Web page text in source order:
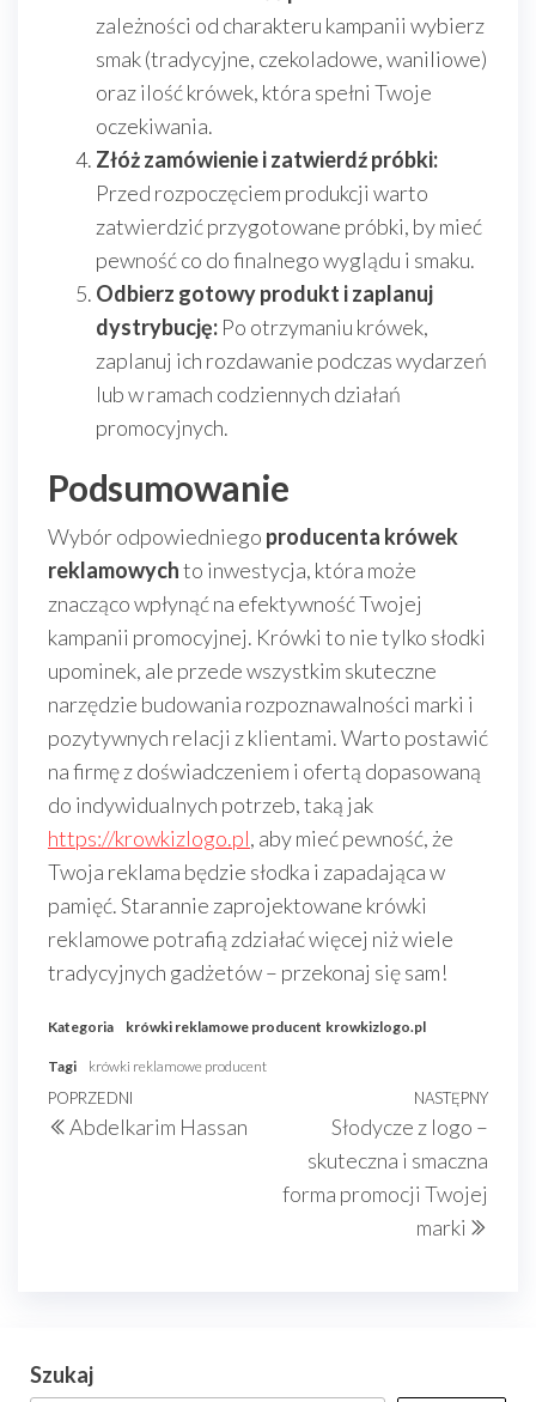
zależności od charakteru kampanii wybierz
smak (tradycyjne, czekoladowe, waniliowe)
oraz ilość krówek, która spełni Twoje
oczekiwania.
Złóż zamówienie i zatwierdź próbki:
Przed rozpoczęciem produkcji warto
zatwierdzić przygotowane próbki, by mieć
pewność co do finalnego wyglądu i smaku.
Odbierz gotowy produkt i zaplanuj
dystrybucję: Po otrzymaniu krówek,
zaplanuj ich rozdawanie podczas wydarzeń
lub w ramach codziennych działań
promocyjnych.
Podsumowanie
Wybór odpowiedniego producenta krówek
reklamowychto inwestycja, która może
znacząco wpłynąć na efektywność Twojej
kampanii promocyjnej. Krówki to nie tylko słodki
upominek, ale przede wszystkim skuteczne
narzędzie budowania rozpoznawalności marki i
pozytywnych relacji z klientami. Warto postawić
na firmę z doświadczeniem i ofertą dopasowaną
do indywidualnych potrzeb, taką jak
https://krowkizlogo.pl, aby mieć pewność, że
Twoja reklama będzie słodka i zapadająca w
pamięć. Starannie zaprojektowane krówki
reklamowe potrafią zdziałać więcej niż wiele
tradycyjnych gadżetów – przekonaj się sam!
Kategoria krówki reklamowe producent krowkizlogo.pl
Tagi krówki reklamowe producent
Nawigacja
wpisu
Poprzedni
wpis
POPRZEDNI
Abdelkarim Hassan
NASTĘPNY
Słodycze z logo –
skuteczna i smaczna
forma promocji Twojej
marki
Szukaj